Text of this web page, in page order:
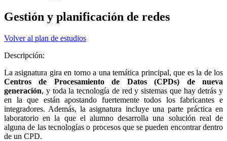
Gestión y planificación de redes
Volver al plan de estudios
Descripción:
La asignatura gira en torno a una temática principal, que es la de los
Centros de Procesamiento de Datos (CPDs) de nueva
generación, y toda la tecnología de red y sistemas que hay detrás y
en la que están apostando fuertemente todos los fabricantes e
integradores. Además, la asignatura incluye una parte práctica en
laboratorio en la que el alumno desarrolla una solución real de
alguna de las tecnologías o procesos que se pueden encontrar dentro
de un CPD.